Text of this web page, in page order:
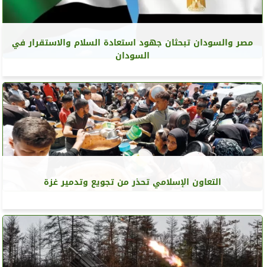
مصر والسودان تبحثان جهود استعادة السلام والاستقرار في
السودان
التعاون الإسلامي تحذر من تجويع وتدمير غزة